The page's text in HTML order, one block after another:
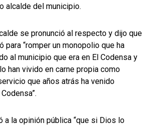
alcalde del municipio.
se pronunció al respecto y dijo que
para “romper un monopolio que ha
al municipio que era en El Codensa y
han vivido en carne propia como
que años atrás ha venido
a la opinión pública “que si Dios lo